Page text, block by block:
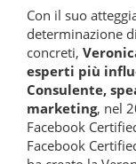
Con il suo
determinazione
concreti,
esperti più
Consulente,
marketing, nel
Facebook
Facebook